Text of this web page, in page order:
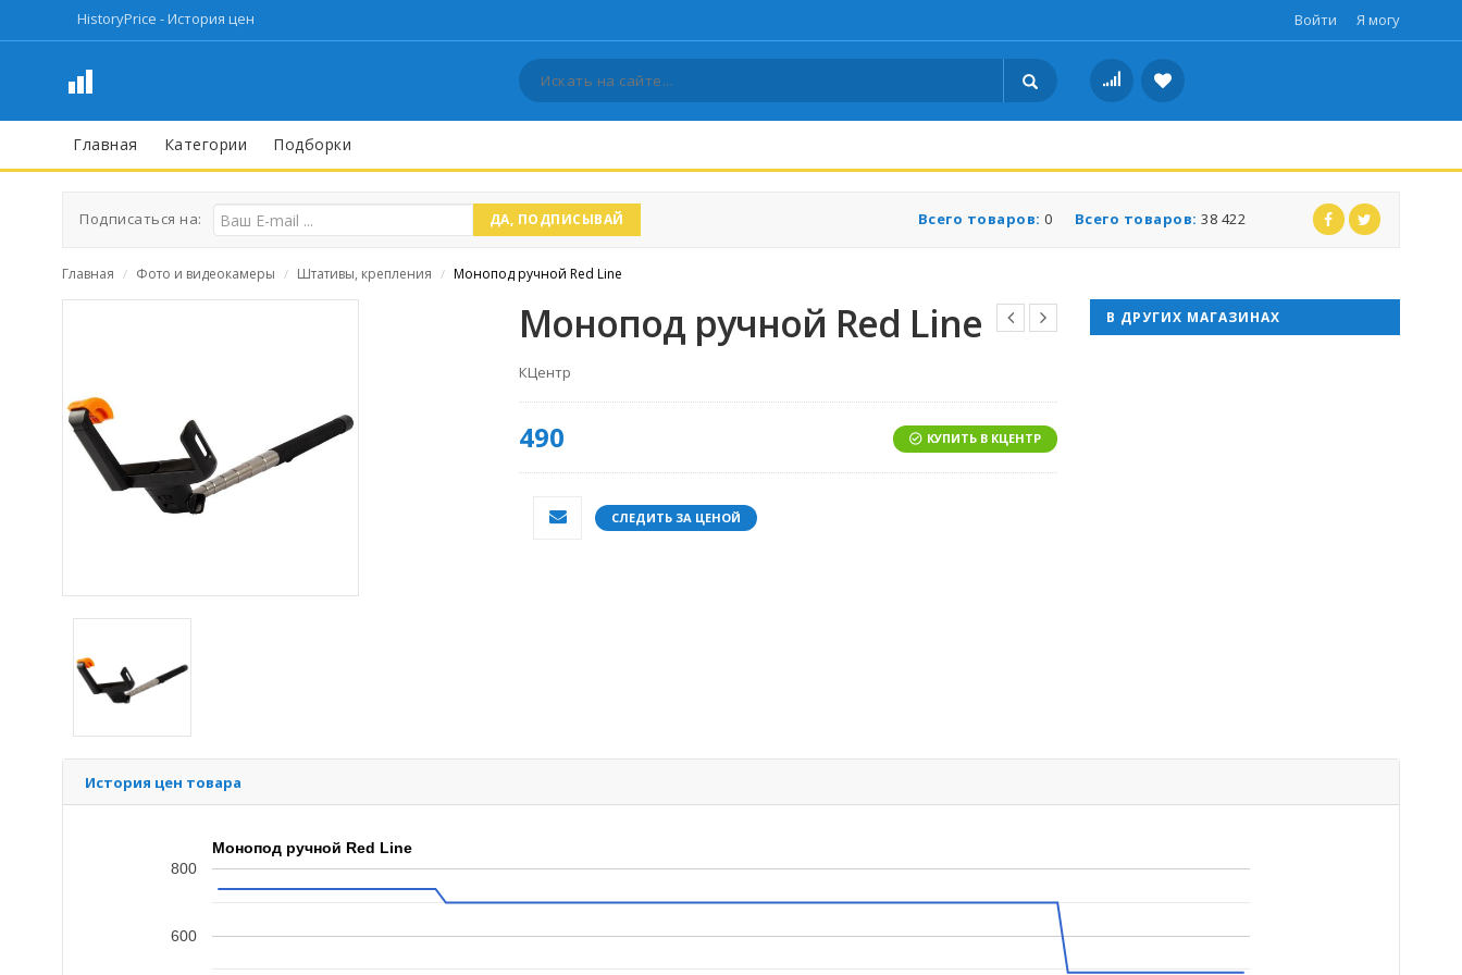
HistoryPrice - История цен Войти Я могу
Главная Категории Подборки
Подписаться на: ДА, ПОДПИСЫВАЙ Всего товаров: 38 422
Всего товаров: 0
Главная / Фото и видеокамеры / Штативы, крепления / Монопод ручной Red Line
Монопод ручной Red Line
КЦентр
490 КУПИТЬ В КЦЕНТР
СЛЕДИТЬ ЗА ЦЕНОЙ
В ДРУГИХ МАГАЗИНАХ
История цен товара
Монопод ручной Red Line
600
800